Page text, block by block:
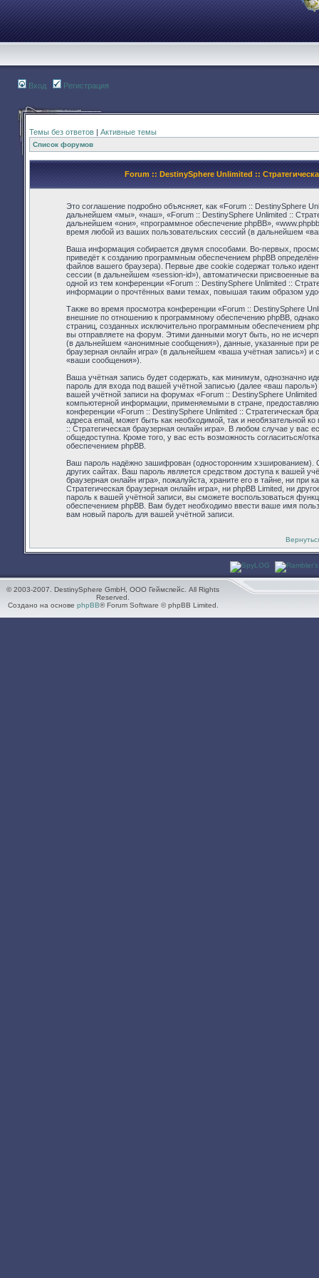
Вход Регистрация
Темы без ответов | Активные темы
Список форумов
Forum :: DestinySphere Unlimited ::
Это соглашение подробно объясняет, как «Forum :: DestinySphere
дальнейшем «мы», «наш», «Forum :: DestinySphere Unlimited ::
дальнейшем «они», «программное обеспечение phpBB»,
время любой из ваших пользовательских сессий (в дальнейшем
Ваша информация собирается двумя способами. Во-первых,
приведёт к созданию программным обеспечением phpBB
файлов вашего браузера). Первые две cookie содержат только
сессии (в дальнейшем «session-id»), автоматически присвоенные
одной из тем конференции «Forum :: DestinySphere Unlimited ::
информации о прочтённых вами темах, повышая таким образом
Также во время просмотра конференции «Forum :: DestinySphere
внешние по отношению к программному обеспечению phpBB,
страниц, созданных исключительно программным обеспечением
вы отправляете на форум. Этими данными могут быть, но не
(в дальнейшем «анонимные сообщения»), данные, указанные при
браузерная онлайн игра» (в дальнейшем «ваша учётная запись»)
«ваши сообщения»).
Ваша учётная запись будет содержать, как минимум, однозначно
пароль для входа под вашей учётной записью (далее «ваш
вашей учётной записи на форумах «Forum :: DestinySphere
компьютерной информации, применяемыми в стране,
конференции «Forum :: DestinySphere Unlimited :: Стратегическая
адреса email, может быть как необходимой, так и необязательной
:: Стратегическая браузерная онлайн игра». В любом случае у вас
общедоступна. Кроме того, у вас есть возможность согласиться/
обеспечением phpBB.
Ваш пароль надёжно зашифрован (односторонним хэшированием).
других сайтах. Ваш пароль является средством доступа к вашей
браузерная онлайн игра», пожалуйста, храните его в тайне, ни при
Стратегическая браузерная онлайн игра», ни phpBB Limited, ни
пароль к вашей учётной записи, вы сможете воспользоваться
обеспечением phpBB. Вам будет необходимо ввести ваше имя
вам новый пароль для вашей учётной записи.
© 2003-2007. DestinySphere GmbH, ООО Геймспейс. All Rights
Reserved.
Создано на основе phpBB® Forum Software © phpBB Limited.